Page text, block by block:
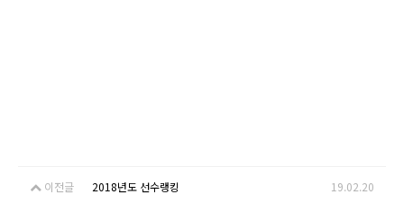
이전글 2018년도 선수랭킹 19.02.20